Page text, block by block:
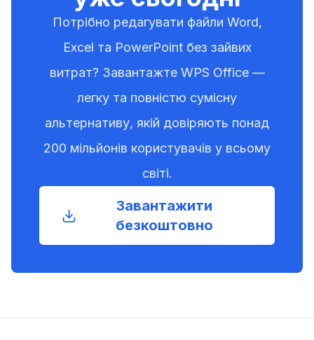
отримує нових функціональних оновлень.
Потрібно редагувати файли Word,
Excel та PowerPoint без зайвих
витрат? Завантажте WPS Office —
легку та повністю сумісну
альтернативу, якій довіряють понад
200 мільйонів користувачів у всьому
світі.
Завантажити
безкоштовно